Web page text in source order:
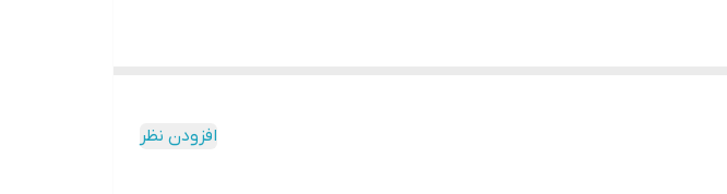
افزودن نظر